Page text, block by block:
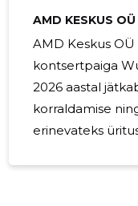
AMD KESKUS
AMD Keskus
kontsertpaiga
2026 aastal
korraldamise
erinevateks